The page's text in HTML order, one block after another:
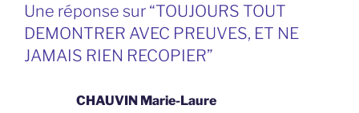
Une réponse sur “TOUJOURS TOUT
DEMONTRER AVEC PREUVES, ET NE
JAMAIS RIEN RECOPIER”
CHAUVIN Marie-Laure